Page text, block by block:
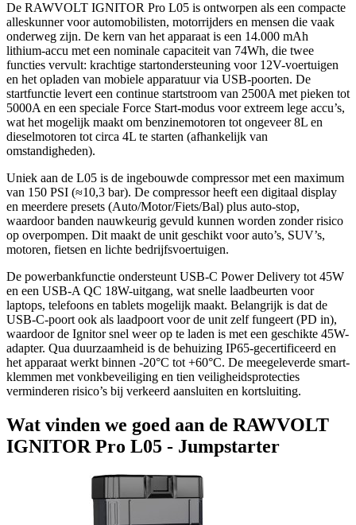
De RAWVOLT IGNITOR Pro L05 is ontworpen als een compacte
alleskunner voor automobilisten, motorrijders en mensen die vaak
onderweg zijn. De kern van het apparaat is een 14.000 mAh
lithium-accu met een nominale capaciteit van 74Wh, die twee
functies vervult: krachtige startondersteuning voor 12V-voertuigen
en het opladen van mobiele apparatuur via USB-poorten. De
startfunctie levert een continue startstroom van 2500A met pieken tot
5000A en een speciale Force Start-modus voor extreem lege accu’s,
wat het mogelijk maakt om benzinemotoren tot ongeveer 8L en
dieselmotoren tot circa 4L te starten (afhankelijk van
omstandigheden).
Uniek aan de L05 is de ingebouwde compressor met een maximum
van 150 PSI (≈10,3 bar). De compressor heeft een digitaal display
en meerdere presets (Auto/Motor/Fiets/Bal) plus auto-stop,
waardoor banden nauwkeurig gevuld kunnen worden zonder risico
op overpompen. Dit maakt de unit geschikt voor auto’s, SUV’s,
motoren, fietsen en lichte bedrijfsvoertuigen.
De powerbankfunctie ondersteunt USB-C Power Delivery tot 45W
en een USB-A QC 18W-uitgang, wat snelle laadbeurten voor
laptops, telefoons en tablets mogelijk maakt. Belangrijk is dat de
USB-C-poort ook als laadpoort voor de unit zelf fungeert (PD in),
waardoor de Ignitor snel weer op te laden is met een geschikte 45W-
adapter. Qua duurzaamheid is de behuizing IP65-gecertificeerd en
het apparaat werkt binnen -20°C tot +60°C. De meegeleverde smart-
klemmen met vonkbeveiliging en tien veiligheidsprotecties
verminderen risico’s bij verkeerd aansluiten en kortsluiting.
Wat vinden we goed aan de RAWVOLT
IGNITOR Pro L05 - Jumpstarter